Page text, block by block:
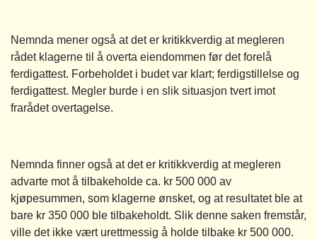
Nemnda mener også at det er kritikkverdig at megleren
rådet klagerne til å overta eiendommen før det forelå
ferdigattest. Forbeholdet i budet var klart; ferdigstillelse og
ferdigattest. Megler burde i en slik situasjon tvert imot
frarådet overtagelse.
Nemnda finner også at det er kritikkverdig at megleren
advarte mot å tilbakeholde ca. kr 500 000 av
kjøpesummen, som klagerne ønsket, og at resultatet ble at
bare kr 350 000 ble tilbakeholdt. Slik denne saken fremstår,
ville det ikke vært urettmessig å holde tilbake kr 500 000.